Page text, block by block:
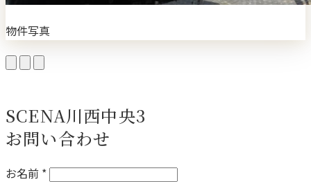
物件写真
SCENA川西中央3
お問い合わせ
お名前 *